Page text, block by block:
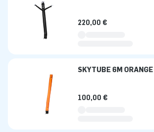
220,00 €
SKYTUBE 6M ORANGE
100,00 €